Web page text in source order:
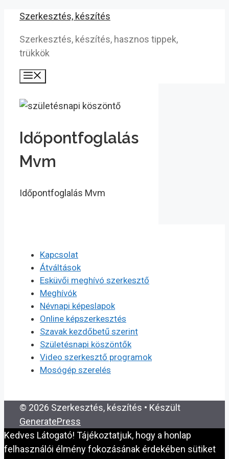
Kilépés
tartalomba
Szerkesztés, készítés
Szerkesztés, készítés, hasznos tippek,
trükkök
Időpontfoglalás
Mvm
Időpontfoglalás Mvm
Kapcsolat
Átváltások
Esküvői meghívó szerkesztő
Meghívók
Névnapi képeslapok
Online képszerkesztés
Szavak kezdőbetű szerint
Születésnapi köszöntők
Video szerkesztő programok
Mosógép szerelés
© 2026 Szerkesztés, készítés • Készült
GeneratePress
Kedves Látogató! Tájékoztatjuk, hogy a honlap
felhasználói élmény fokozásának érdekében sütiket